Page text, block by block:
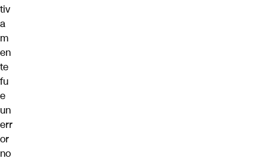
tiv
a
m
en
te
fu
e
un
err
or
no